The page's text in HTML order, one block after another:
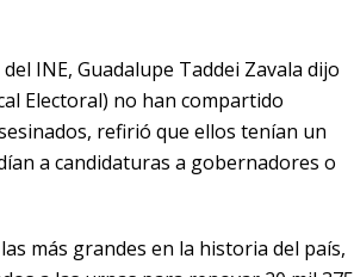
INE, Guadalupe Taddei Zavala dijo
Electoral) no han compartido
refirió que ellos tenían un
a candidaturas a gobernadores o
más grandes en la historia del país,